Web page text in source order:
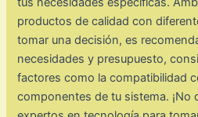
productos de calidad con
tomar una decisión, es
necesidades y presupuesto,
factores como la compatibilidad
componentes de tu sistema. ¡No